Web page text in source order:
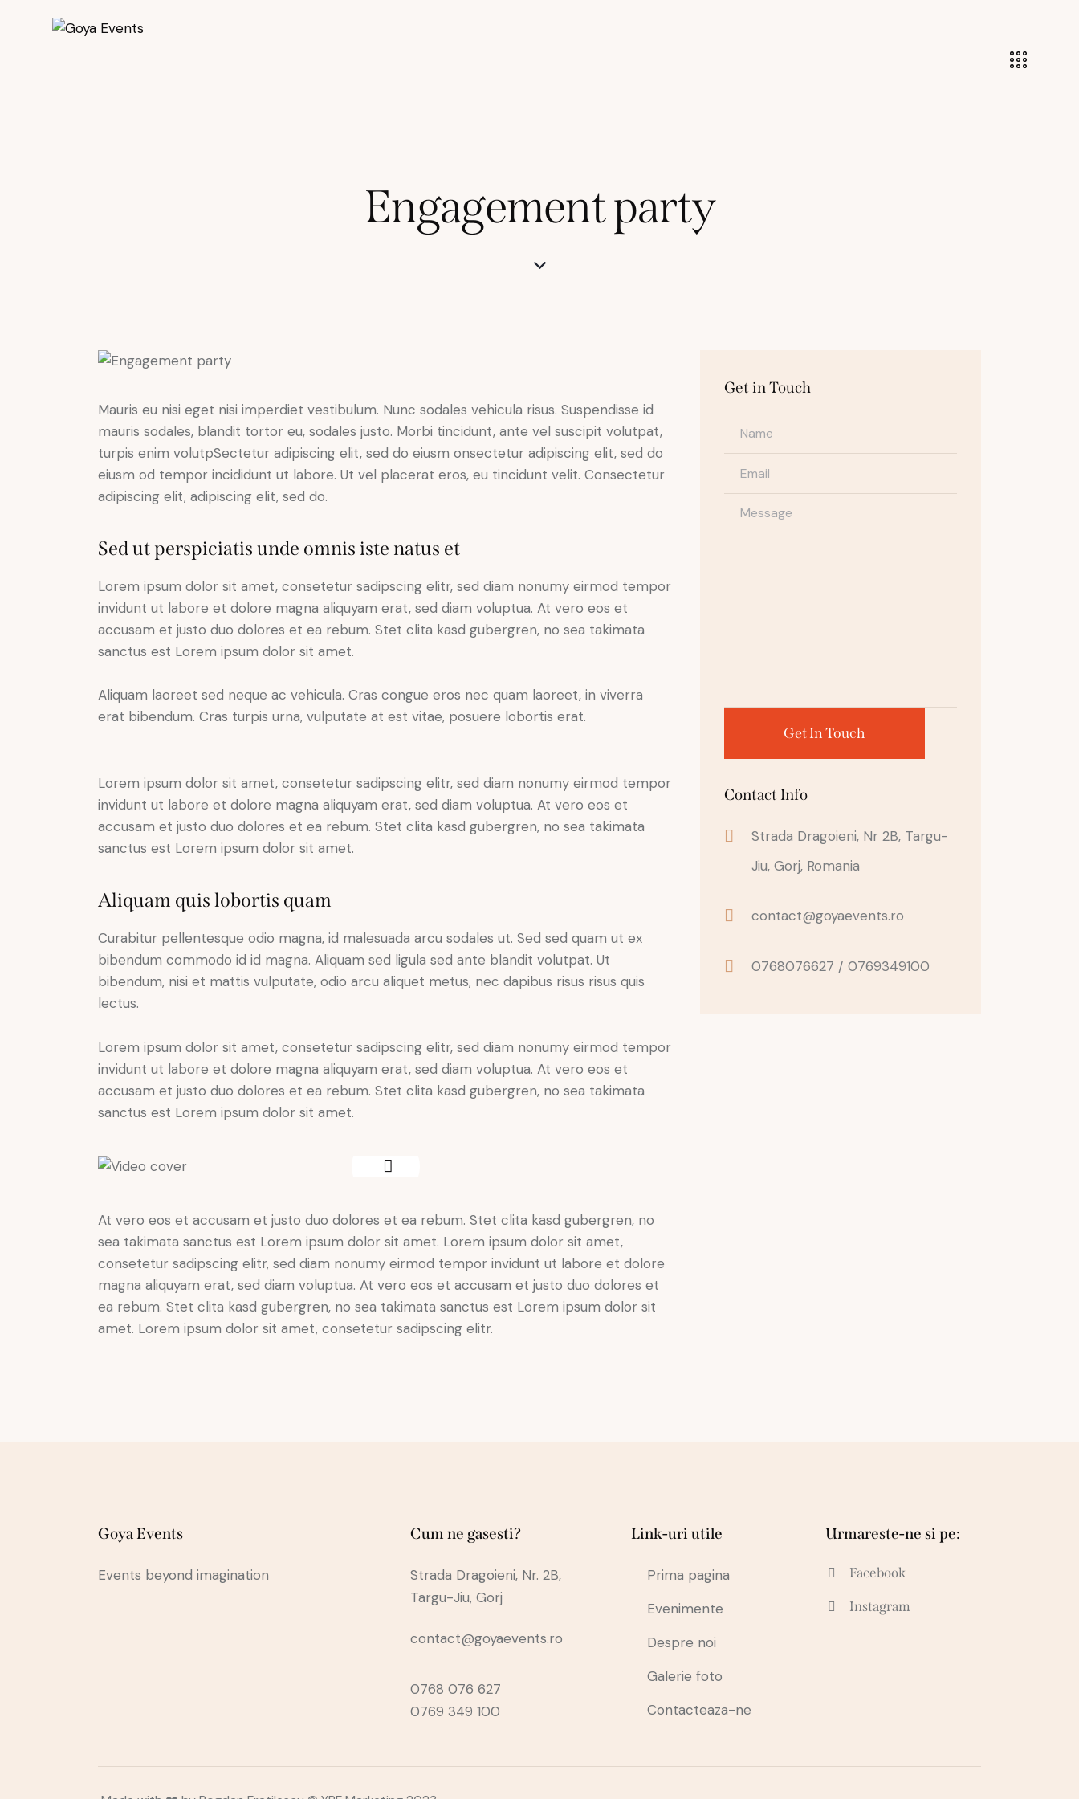
Engagement party
Mauris eu nisi eget nisi imperdiet vestibulum. Nunc sodales vehicula risus. Suspendisse id
mauris sodales, blandit tortor eu, sodales justo. Morbi tincidunt, ante vel suscipit volutpat,
turpis enim volutpSectetur adipiscing elit, sed do eiusm onsectetur adipiscing elit, sed do
eiusm od tempor incididunt ut labore. Ut vel placerat eros, eu tincidunt velit. Consectetur
adipiscing elit, adipiscing elit, sed do.
Sed ut perspiciatis unde omnis iste natus et
Lorem ipsum dolor sit amet, consetetur sadipscing elitr, sed diam nonumy eirmod tempor
invidunt ut labore et dolore magna aliquyam erat, sed diam voluptua. At vero eos et
accusam et justo duo dolores et ea rebum. Stet clita kasd gubergren, no sea takimata
sanctus est Lorem ipsum dolor sit amet.
Aliquam laoreet sed neque ac vehicula. Cras congue eros nec quam laoreet, in viverra
erat bibendum. Cras turpis urna, vulputate at est vitae, posuere lobortis erat.
Lorem ipsum dolor sit amet, consetetur sadipscing elitr, sed diam nonumy eirmod tempor
invidunt ut labore et dolore magna aliquyam erat, sed diam voluptua. At vero eos et
accusam et justo duo dolores et ea rebum. Stet clita kasd gubergren, no sea takimata
sanctus est Lorem ipsum dolor sit amet.
Aliquam quis lobortis quam
Curabitur pellentesque odio magna, id malesuada arcu sodales ut. Sed sed quam ut ex
bibendum commodo id id magna. Aliquam sed ligula sed ante blandit volutpat. Ut
bibendum, nisi et mattis vulputate, odio arcu aliquet metus, nec dapibus risus risus quis
lectus.
Lorem ipsum dolor sit amet, consetetur sadipscing elitr, sed diam nonumy eirmod tempor
invidunt ut labore et dolore magna aliquyam erat, sed diam voluptua. At vero eos et
accusam et justo duo dolores et ea rebum. Stet clita kasd gubergren, no sea takimata
sanctus est Lorem ipsum dolor sit amet.
At vero eos et accusam et justo duo dolores et ea rebum. Stet clita kasd gubergren, no
sea takimata sanctus est Lorem ipsum dolor sit amet. Lorem ipsum dolor sit amet,
consetetur sadipscing elitr, sed diam nonumy eirmod tempor invidunt ut labore et dolore
magna aliquyam erat, sed diam voluptua. At vero eos et accusam et justo duo dolores et
ea rebum. Stet clita kasd gubergren, no sea takimata sanctus est Lorem ipsum dolor sit
amet. Lorem ipsum dolor sit amet, consetetur sadipscing elitr.
Get in Touch
Contact Info
Strada Dragoieni, Nr 2B, Targu-
Jiu, Gorj, Romania
contact@goyaevents.ro
0768076627 / 0769349100
Goya Events
Events beyond imagination
Cum ne gasesti?
Strada Dragoieni, Nr. 2B,
Targu-Jiu, Gorj
contact@goyaevents.ro
0768 076 627
0769 349 100
Link-uri utile
Prima pagina
Evenimente
Despre noi
Galerie foto
Contacteaza-ne
Urmareste-ne si pe:
Facebook
Instagram